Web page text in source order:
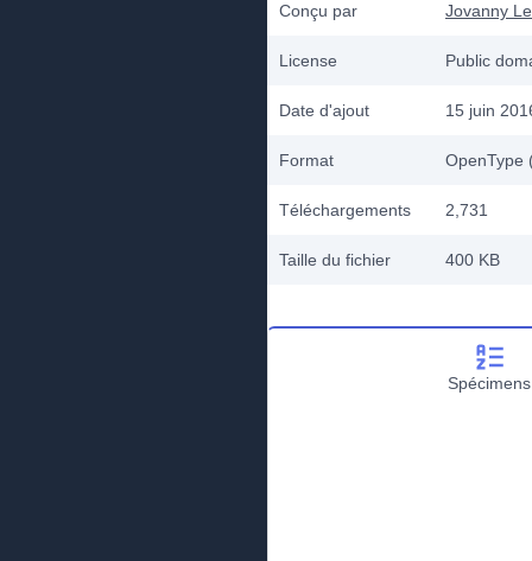
Conçu par Jovanny
License Public
Date d'ajout 15 juin
Format OpenType
Téléchargements 2,731
Taille du fichier 400 KB
Spécimens